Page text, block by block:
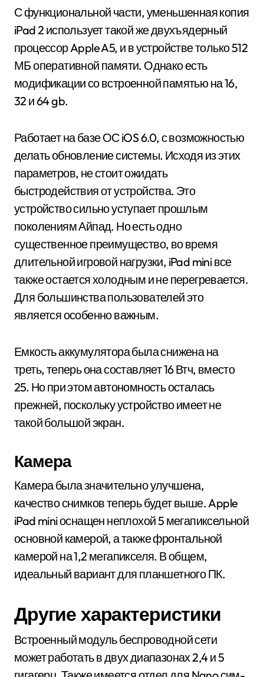
С функциональной части, уменьшенная копия
iPad 2 использует такой же двухъядерный
процессор Apple A5, и в устройстве только 512
МБ оперативной памяти. Однако есть
модификации со встроенной памятью на 16,
32 и 64 gb.
Работает на базе ОС iOS 6.0, с возможностью
делать обновление системы. Исходя из этих
параметров, не стоит ожидать
быстродействия от устройства. Это
устройство сильно уступает прошлым
поколениям Айпад. Но есть одно
существенное преимущество, во время
длительной игровой нагрузки, iPad mini все
также остается холодным и не перегревается.
Для большинства пользователей это
является особенно важным.
Емкость аккумулятора была снижена на
треть, теперь она составляет 16 Втч, вместо
25. Но при этом автономность осталась
прежней, поскольку устройство имеет не
такой большой экран.
Камера
Камера была значительно улучшена,
качество снимков теперь будет выше. Apple
iPad mini оснащен неплохой 5 мегапиксельной
основной камерой, а также фронтальной
камерой на 1,2 мегапикселя. В общем,
идеальный вариант для планшетного ПК.
Другие характеристики
Встроенный модуль беспроводной сети
может работать в двух диапазонах 2,4 и 5